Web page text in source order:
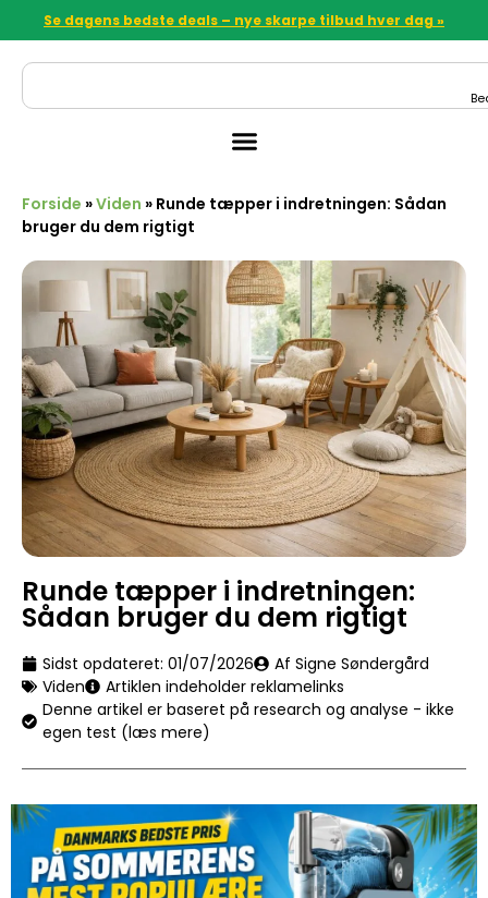
Se dagens bedste deals – nye skarpe tilbud hver dag »
Forside »Viden » Runde tæpper i indretningen: Sådan
bruger du dem rigtigt
Runde tæpper i indretningen:
Sådan bruger du dem rigtigt
Sidst opdateret: 01/07/2026
Af Signe Søndergård
Viden
Artiklen indeholder reklamelinks
Denne artikel er baseret på research og analyse - ikke
egen test (læs mere)